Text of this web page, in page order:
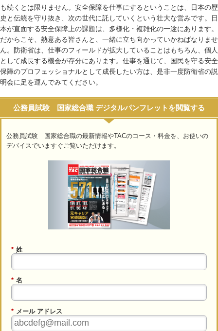
も続くとは限りません。安全保障を仕事にするということは、日本の歴
史と伝統を守り抜き、次の世代に託していくという壮大な営みです。日
本が直面する安全保障上の課題は、多様化・複雑化の一途にあります。
だからこそ、熱意ある皆さんと、一緒に立ち向かっていかねばなりませ
ん。防衛省は、仕事のフィールドが拡大していることはもちろん、個人
として成長する機会が存分にあります。仕事を通じて、国民を守る安全
保障のプロフェッショナルとして成長したい方は、是非一度防衛省の説
明会に足を運んでみてください。
公務員試験 国家総合職 デジタルパンフレットを閲覧する
公務員試験 国家総合職の最新情報やTACのコース・料金を、お使いの
デバイスでいますぐご覧いただけます。
* 姓
* 名
* メール アドレス